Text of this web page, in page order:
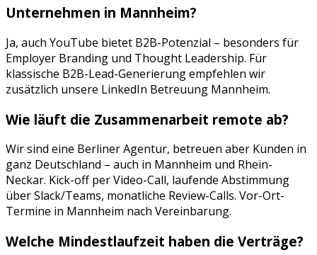
Unternehmen in Mannheim?
Ja, auch YouTube bietet B2B-Potenzial – besonders für
Employer Branding und Thought Leadership. Für
klassische B2B-Lead-Generierung empfehlen wir
zusätzlich unsere LinkedIn Betreuung Mannheim.
Wie läuft die Zusammenarbeit remote ab?
Wir sind eine Berliner Agentur, betreuen aber Kunden in
ganz Deutschland – auch in Mannheim und Rhein-
Neckar. Kick-off per Video-Call, laufende Abstimmung
über Slack/Teams, monatliche Review-Calls. Vor-Ort-
Termine in Mannheim nach Vereinbarung.
Welche Mindestlaufzeit haben die Verträge?